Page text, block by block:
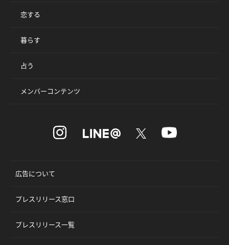
恋する
暮らす
占う
メンバーコンテンツ
広告について
プレスリリース窓口
プレスリリース一覧